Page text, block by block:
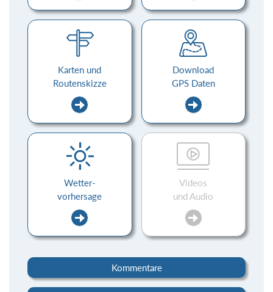
Karten und
Routenskizze
Download
GPS Daten
Wetter-
vorhersage
Videos
und Audio
Kommentare